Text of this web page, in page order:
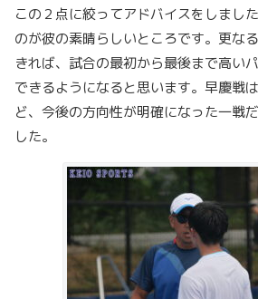
この２点に絞ってアドバイスをしまし
のが彼の素晴らしいところです。更な
きれば、試合の最初から最後まで高い
できるようになると思います。早慶戦
ど、今後の方向性が明確になった一戦
した。